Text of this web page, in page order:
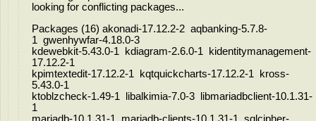
looking for conflicting packages...
Packages (16) akonadi-17.12.2-2 aqbanking-5.7.8-
1 gwenhywfar-4.18.0-3
kdewebkit-5.43.0-1 kdiagram-2.6.0-1 kidentitymanagement-
17.12.2-1
kpimtextedit-17.12.2-1 kqtquickcharts-17.12.2-1 kross-
5.43.0-1
ktoblzcheck-1.49-1 libalkimia-7.0-3 libmariadbclient-10.1.31-
1
mariadb-10.1.31-1 mariadb-clients-10.1.31-1 sqlcipher-